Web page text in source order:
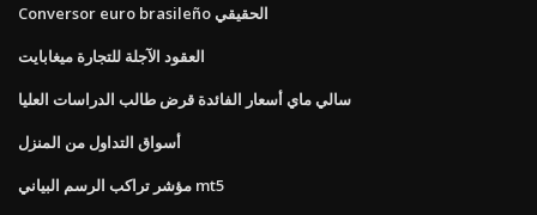
Conversor euro brasileño الحقيقي
العقود الآجلة للتجارة ميغابايت
سالي ماي أسعار الفائدة قرض طالب الدراسات العليا
أسواق التداول من المنزل
مؤشر تراكب الرسم البياني mt5